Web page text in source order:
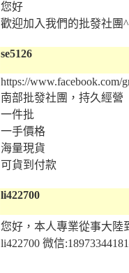
您好
歡迎加入我們的批發社團
se5126
https://www.facebook.com/
南部批發社團，持久經營
一件批
一手價格
海量現貨
可貨到付款
li422700
您好，本人專業從事大陸
li422700 微信